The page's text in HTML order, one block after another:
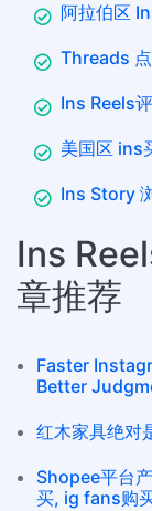
阿拉伯区
Threads
Ins Reels
美国区 ins
Ins Story
Ins
章推荐
Faster
Better
红木家具绝对
Shopee平台
买, ig fans购